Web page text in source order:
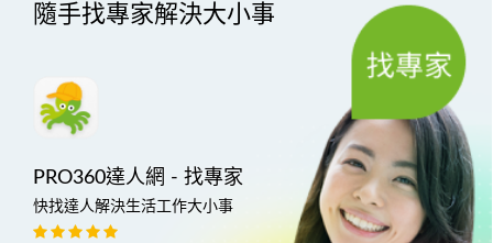
隨手找專家解決大小事
PRO360達人網 - 找專家
快找達人解決生活工作大小事